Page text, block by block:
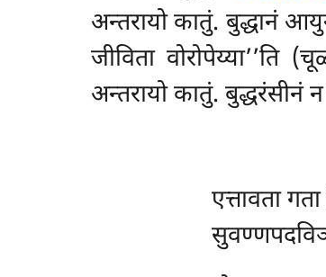
अन्तरायो कातुं. बुद्धानं
जीविता
अन्तरायो कातुं. बुद्धरंसीनं
एत्तावता